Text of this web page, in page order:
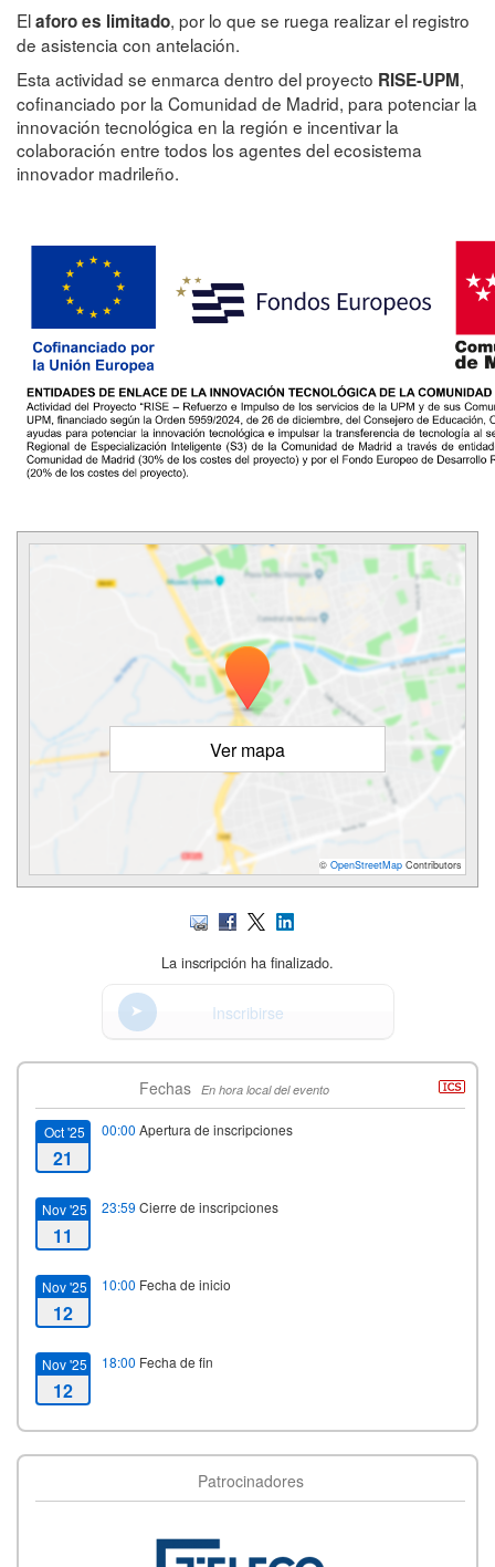
Elaforo es limitado, por lo que se ruega realizar el registro
de asistencia con antelación.
Esta actividad se enmarca dentro del proyecto RISE-UPM,
cofinanciado por la Comunidad de Madrid, para potenciar la
innovación tecnológica en la región e incentivar la
colaboración entre todos los agentes del ecosistema
innovador madrileño.
Ver mapa
© OpenStreetMap Contributors
La inscripción ha finalizado.
Inscribirse
Fechas En hora local del evento
Oct '25
21
00:00 Apertura de inscripciones
Nov '25
11
23:59 Cierre de inscripciones
Nov '25
12
10:00 Fecha de inicio
Nov '25
12
18:00 Fecha de fin
Patrocinadores